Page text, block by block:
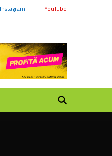
Instagram YouTube